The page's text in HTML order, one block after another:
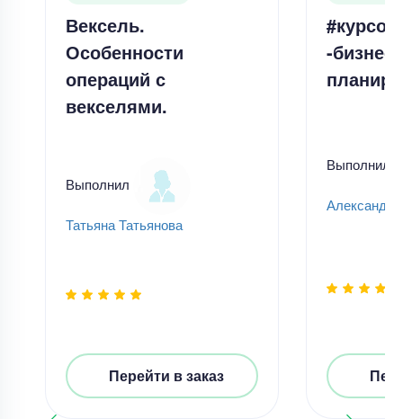
Вексель.
Особенности
операций с
векселями.
Выполнил
Татьяна Татьянова
Перейти в заказ
-бизнес-
Выполнил
Александр